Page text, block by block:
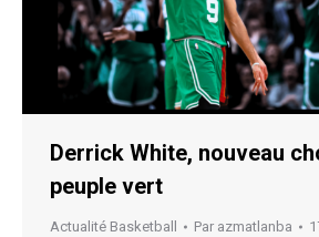
Derrick White, nouveau
peuple vert
Actualité Basketball Par azmatlanba